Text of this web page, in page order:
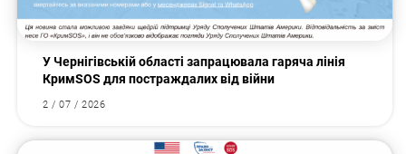
У Чернігівській області запрацювала гаряча лінія
КримSOS для постраждалих від війни
2 / 07 / 2026